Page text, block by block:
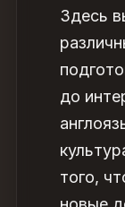
Здесь
до
того,